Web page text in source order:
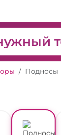
Подносы